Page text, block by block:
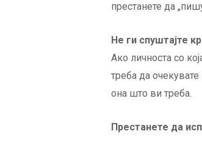
престанете да
Не ги спуштајте
Ако личноста со
треба да
она што ви треба.
Престанете да